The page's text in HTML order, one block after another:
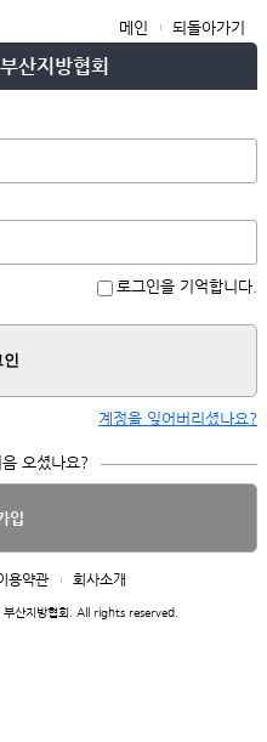
메인 되돌아가기
산지방협회
로그인을 기억합니다.
인
계정을 잊어버리셨나요?
오셨나요?
입
용약관 회사소개
산지방협회. All rights reserved.